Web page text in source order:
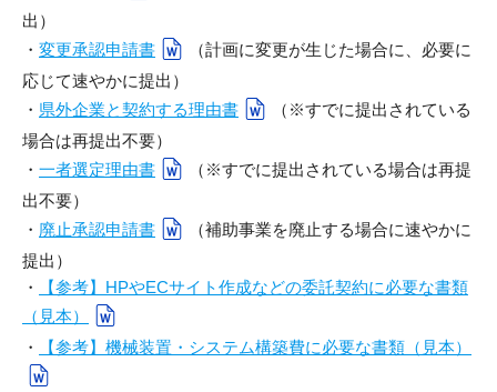
出）
・ 変更承認申請書
（計画に変更が生じた場合に、必要に
応じて速やかに提出）
・ 県外企業と契約する理由書
（※すでに提出されている
場合は再提出不要）
・ 一者選定理由書
（※すでに提出されている場合は再提
出不要）
・ 廃止承認申請書
（補助事業を廃止する場合に速やかに
提出）
・
【参考】HPやECサイト作成などの委託契約に必要な書類
（見本）
・
【参考】機械装置・システム構築費に必要な書類（見本）